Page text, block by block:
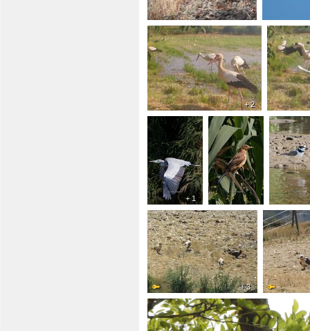
+ 2
+ 1
+ 3